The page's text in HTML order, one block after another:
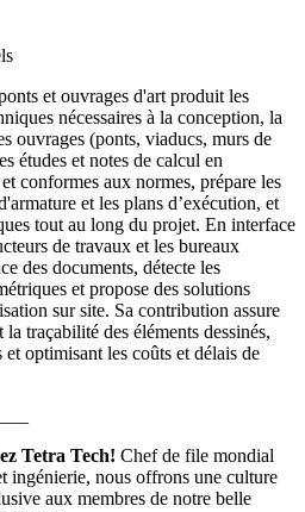
et ouvrages d'art produit les
nécessaires à la conception, la
ouvrages (ponts, viaducs, murs de
études et notes de calcul en
conformes aux normes, prépare les
et les plans d’exécution, et
tout au long du projet. En interface
de travaux et les bureaux
des documents, détecte les
et propose des solutions
sur site. Sa contribution assure
traçabilité des éléments dessinés,
et optimisant les coûts et délais de
Tetra Tech! Chef de file mondial
ingénierie, nous offrons une culture
aux membres de notre belle